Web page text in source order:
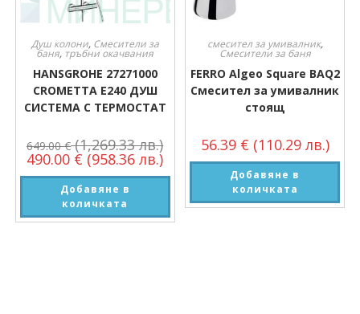
Душ колони, Смесители за
баня, тръбни окачвания
HANSGROHE 27271000
CROMETTA E240 ДУШ
СИСТЕМА С ТЕРМОСТАТ
649.00€ (1,269.33 лв.)
490.00 € (958.36 лв.)
Добавяне в
количката
смесител за умивалник,
Смесители за баня
FERRO Algeo Square BAQ2
Смесител за умивалник
стоящ
56.39 € (110.29 лв.)
Добавяне в
количката